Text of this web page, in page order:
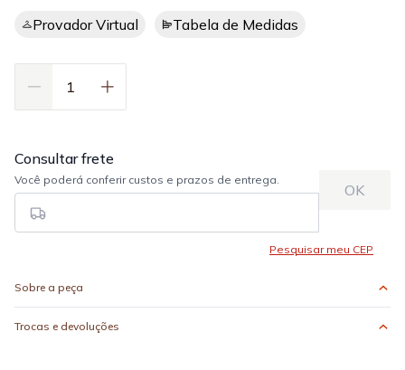
Provador Virtual Tabela de Medidas
Sobre a peça
Trocas e devoluções